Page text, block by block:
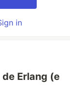
in
Erlang (e